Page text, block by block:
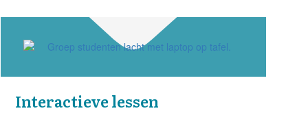
Interactieve lessen